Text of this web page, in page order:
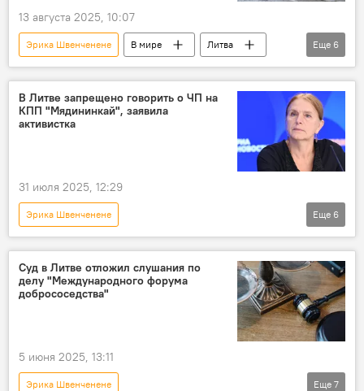
13 августа 2025, 10:07
Эрика Швенченене В мире
Литва
Россия
Политика
двусторонние отношения
дипломатические отношения
Еще 6
В Литве запрещено говорить о ЧП на
КПП "Мядининкай", заявила
активистка
31 июля 2025, 12:29
Эрика Швенченене
Дело о расстреле на посту Мядининкай
В Литве
Литва
Политика
Общество
КПП "Мядининкай"
Еще 6
Суд в Литве отложил слушания по
делу "Международного форума
добрососедства"
5 июня 2025, 13:11
Эрика Швенченене
Еще 7